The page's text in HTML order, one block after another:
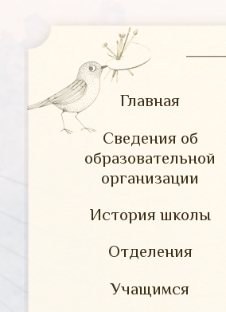
Главная
Сведения об
образовательной
организации
История школы
Отделения
Учащимся